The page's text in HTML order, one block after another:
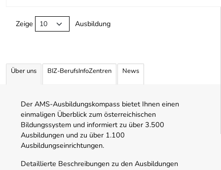
Zeige Ausbildung
Über uns BIZ-BerufsInfoZentren News
Der AMS-Ausbildungskompass bietet Ihnen einen
einmaligen Überblick zum österreichischen
Bildungssystem und informiert zu über 3.500
Ausbildungen und zu über 1.100
Ausbildungseinrichtungen.
Detaillierte Beschreibungen zu den Ausbildungen